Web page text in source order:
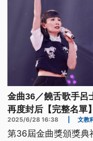
金曲36／饒舌歌手呂
再度封后【完整名單】
2025/6/28 16:38 文教
第36屆金曲獎頒獎典